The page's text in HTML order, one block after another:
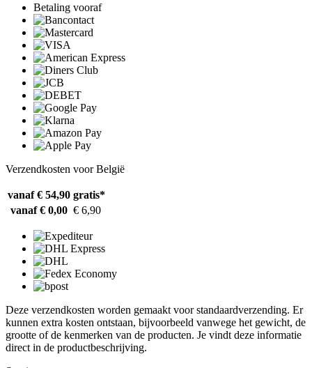
Betaling vooraf
Verzendkosten voor België
vanaf € 54,90 gratis*
vanaf € 0,00 € 6,90
Deze verzendkosten worden gemaakt voor standaardverzending. Er
kunnen extra kosten ontstaan, bijvoorbeeld vanwege het gewicht, de
grootte of de kenmerken van de producten. Je vindt deze informatie
direct in de productbeschrijving.